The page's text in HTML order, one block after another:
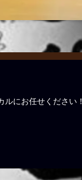
にお任せください！